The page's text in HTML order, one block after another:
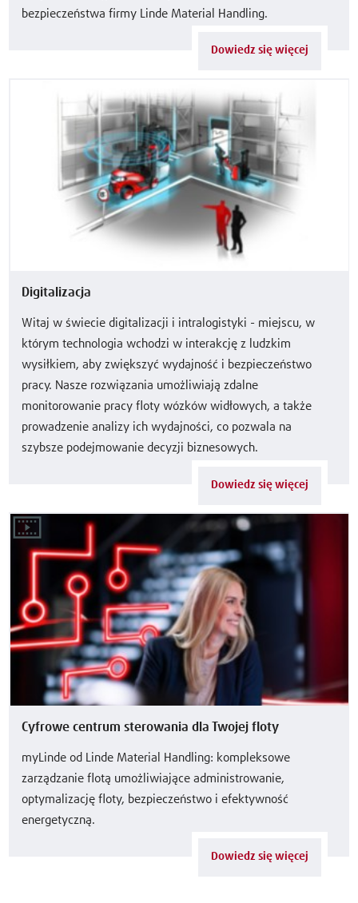
bezpieczeństwa firmy Linde Material Handling.
Dowiedz się więcej
Digitalizacja
Witaj w świecie digitalizacji i intralogistyki - miejscu, w
którym technologia wchodzi w interakcję z ludzkim
wysiłkiem, aby zwiększyć wydajność i bezpieczeństwo
pracy. Nasze rozwiązania umożliwiają zdalne
monitorowanie pracy floty wózków widłowych, a także
prowadzenie analizy ich wydajności, co pozwala na
szybsze podejmowanie decyzji biznesowych.
Dowiedz się więcej
Cyfrowe centrum sterowania dla Twojej floty
myLinde od Linde Material Handling: kompleksowe
zarządzanie flotą umożliwiające administrowanie,
optymalizację floty, bezpieczeństwo i efektywność
energetyczną.
Dowiedz się więcej